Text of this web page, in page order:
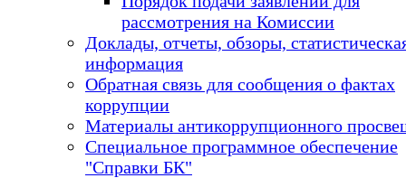
рассмотрения на Комиссии
Доклады, отчеты, обзоры,
информация
Обратная связь для сообщения о фактах
коррупции
Материалы антикоррупционного
Специальное программное обеспечение
"Справки БК"